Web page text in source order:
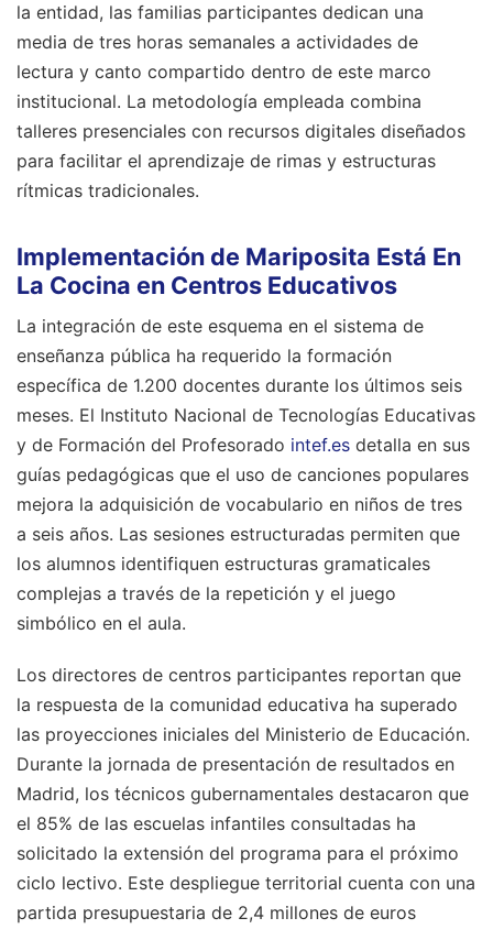
la entidad, las familias participantes dedican una
media de tres horas semanales a actividades de
lectura y canto compartido dentro de este marco
institucional. La metodología empleada combina
talleres presenciales con recursos digitales diseñados
para facilitar el aprendizaje de rimas y estructuras
rítmicas tradicionales.
Implementación de Mariposita Está En
La Cocina en Centros Educativos
La integración de este esquema en el sistema de
enseñanza pública ha requerido la formación
específica de 1.200 docentes durante los últimos seis
meses. El Instituto Nacional de Tecnologías Educativas
y de Formación del Profesorado intef.es detalla en sus
guías pedagógicas que el uso de canciones populares
mejora la adquisición de vocabulario en niños de tres
a seis años. Las sesiones estructuradas permiten que
los alumnos identifiquen estructuras gramaticales
complejas a través de la repetición y el juego
simbólico en el aula.
Los directores de centros participantes reportan que
la respuesta de la comunidad educativa ha superado
las proyecciones iniciales del Ministerio de Educación.
Durante la jornada de presentación de resultados en
Madrid, los técnicos gubernamentales destacaron que
el 85% de las escuelas infantiles consultadas ha
solicitado la extensión del programa para el próximo
ciclo lectivo. Este despliegue territorial cuenta con una
partida presupuestaria de 2,4 millones de euros